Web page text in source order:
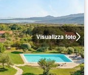
Visualizza foto